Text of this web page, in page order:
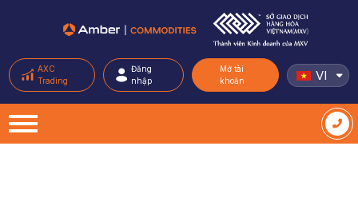
AXC
Trading
Đăng
nhập
Mở tài
khoản
VI